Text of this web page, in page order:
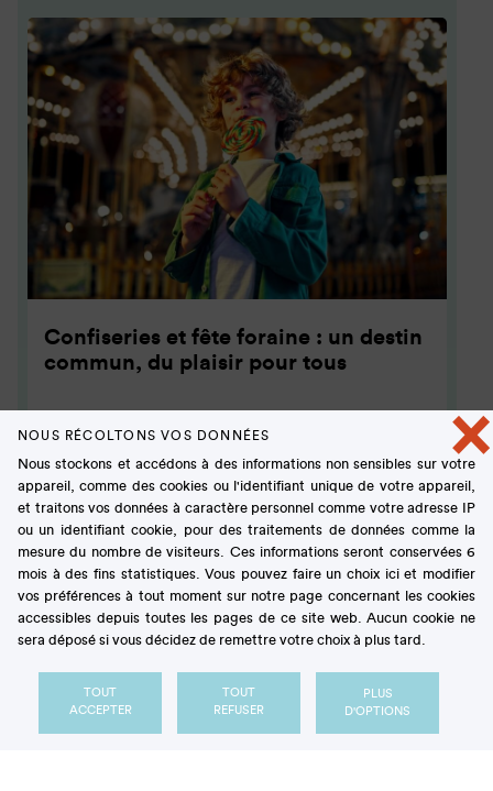
Confiseries et fête foraine : un destin
commun, du plaisir pour tous
ARTICLE ×
NOUS RÉCOLTONS VOS DONNÉES
Nous stockons et accédons à des informations non sensibles sur votre
appareil, comme des cookies ou l'identifiant unique de votre appareil,
et traitons vos données à caractère personnel comme votre adresse IP
ou un identifiant cookie, pour des traitements de données comme la
mesure du nombre de visiteurs. Ces informations seront conservées 6
mois à des fins statistiques. Vous pouvez faire un choix ici et modifier
vos préférences à tout moment sur notre page concernant les cookies
accessibles depuis toutes les pages de ce site web. Aucun cookie ne
sera déposé si vous décidez de remettre votre choix à plus tard.
TOUT
ACCEPTER
TOUT
REFUSER
PLUS
D'OPTIONS